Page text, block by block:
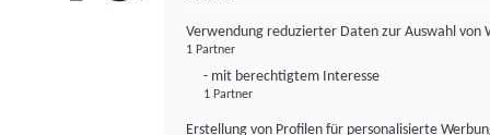
Verwendung reduzierter Daten zur Auswahl von
1 Partner
- mit berechtigtem Interesse
1 Partner
Erstellung von Profilen für personalisierte
FONDS professionell